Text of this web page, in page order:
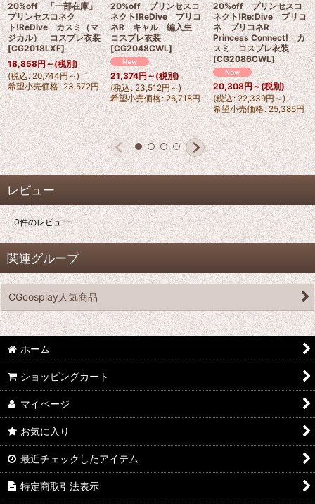
20%off 「一部在庫」
プリンセスコネク
ト!ReDive カスミ（マ
ジカル） コスプレ衣装
[CG2018LXF]
18,858円～(税別)
(税込: 20,744円～)
希望小売価格: 23,572円
20%off プリンセスコ
ネクト!ReDive プリコ
ネR キャル 編入生
コスプレ衣装
[CG2048CWL]
21,374円～(税別)
(税込: 23,512円～)
希望小売価格: 26,718円
20%off プリンセスコ
ネクト!Re:Dive プリコ
ネ プリコネR
Princess Connect! カ
スミ コスプレ衣装
[CG2086CWL]
20,308円～(税別)
(税込: 22,339円～)
希望小売価格: 25,385円
レビュー
0件のレビュー
関連グループ
CGcosplay人気商品
ホーム
ショッピングカート
マイページ
お気に入り
最近チェックしたアイテム
特定商取引法表示